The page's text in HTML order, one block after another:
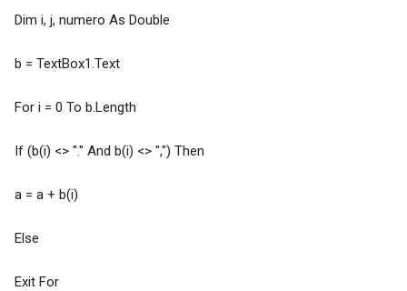
Dim i, j, numero As Double
b = TextBox1.Text
For i = 0 To b.Length
If (b(i) <> "." And b(i) <> ",") Then
a = a + b(i)
Else
Exit For